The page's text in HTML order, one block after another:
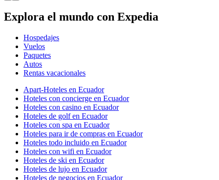
Explora el mundo con Expedia
Hospedajes
Vuelos
Paquetes
Autos
Rentas vacacionales
Apart-Hoteles en Ecuador
Hoteles con concierge en Ecuador
Hoteles con casino en Ecuador
Hoteles de golf en Ecuador
Hoteles con spa en Ecuador
Hoteles para ir de compras en Ecuador
Hoteles todo incluido en Ecuador
Hoteles con wifi en Ecuador
Hoteles de ski en Ecuador
Hoteles de lujo en Ecuador
Hoteles de negocios en Ecuador